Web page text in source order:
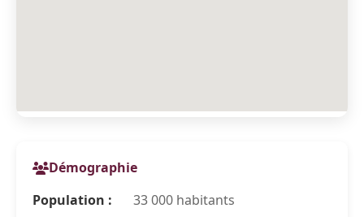
Démographie
Population :
33 000 habitants